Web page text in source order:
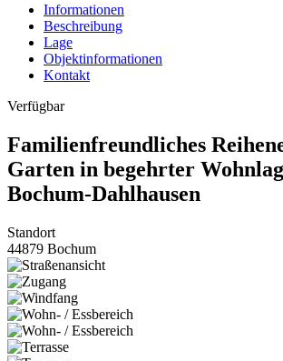
Informationen
Beschreibung
Lage
Objektinformationen
Kontakt
Verfügbar
Familienfreundliches
Garten in begehrter
Bochum-Dahlhausen
Standort
44879 Bochum